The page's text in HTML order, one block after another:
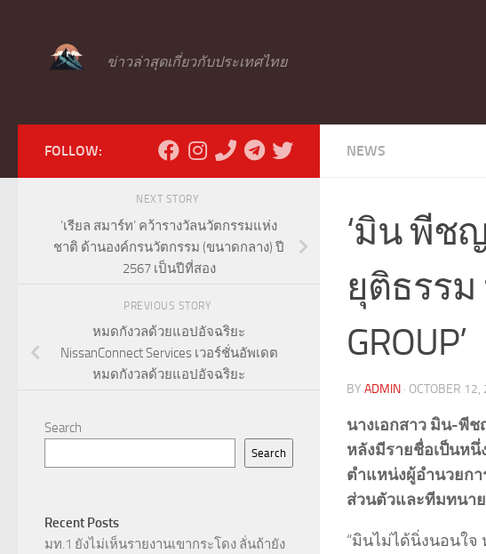
ข่าวล่าสุดเกี่ยวกับประเทศไทย
NEWS
‘มิน พีช
ยุติธรรม
GROUP’
BY ADMIN · OCTOBER
นางเอกสาว มิน-พี
หลังมีรายชื่อเป็นหนึ่
ตำแหน่งผู้อำนวยกา
ส่วนตัวและทีมทนา
“มินไม่ได้นิ่งนอนใจ
FOLLOW:
NEXT STORY
‘เรียล สมาร์ท’ คว้ารางวัลนวัตกรรมแห่ง
ชาติ ด้านองค์กรนวัตกรรม (ขนาดกลาง) ปี
2567 เป็นปีที่สอง
PREVIOUS STORY
หมดกังวลด้วยแอปอัจฉริยะ
NissanConnect Services เวอร์ชั่นอัพเดต
หมดกังวลด้วยแอปอัจฉริยะ
Search
Search
Recent Posts
มท.1 ยังไม่เห็นรายงานเขากระโดง ลั่นถ้ายัง